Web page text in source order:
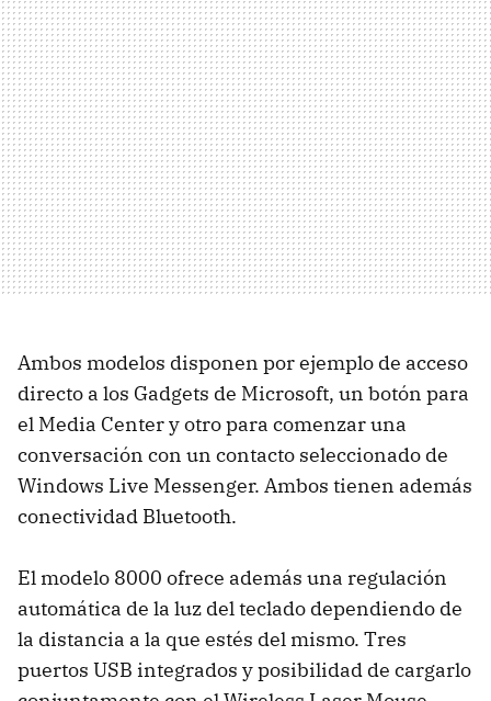
Ambos modelos disponen por ejemplo de acceso
directo a los Gadgets de Microsoft, un botón para
el Media Center y otro para comenzar una
conversación con un contacto seleccionado de
Windows Live Messenger. Ambos tienen además
conectividad Bluetooth.
El modelo 8000 ofrece además una regulación
automática de la luz del teclado dependiendo de
la distancia a la que estés del mismo. Tres
puertos USB integrados y posibilidad de cargarlo